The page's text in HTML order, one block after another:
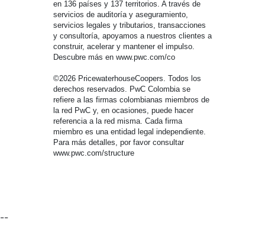
en 136 países y 137 territorios. A través de
servicios de auditoría y aseguramiento,
servicios legales y tributarios, transacciones
y consultoría, apoyamos a nuestros clientes a
construir, acelerar y mantener el impulso.
Descubre más en www.pwc.com/co
©2026 PricewaterhouseCoopers. Todos los
derechos reservados. PwC Colombia se
refiere a las firmas colombianas miembros de
la red PwC y, en ocasiones, puede hacer
referencia a la red misma. Cada firma
miembro es una entidad legal independiente.
Para más detalles, por favor consultar
www.pwc.com/structure
--